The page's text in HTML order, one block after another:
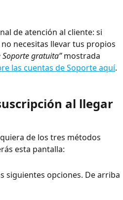
de atención al cliente: si
necesitas llevar tus propios
Soporte gratuita” mostrada
las cuentas de Soporte aquí.
al llegar
de los tres métodos
esta pantalla:
siguientes opciones. De arriba